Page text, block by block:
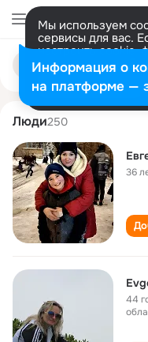
Мы используем
сервисы для вас.
настроить
представитель.
Разрешить все
Поиск
людям
evgeniya
Люди250
36
44
Информация о
на платформе —